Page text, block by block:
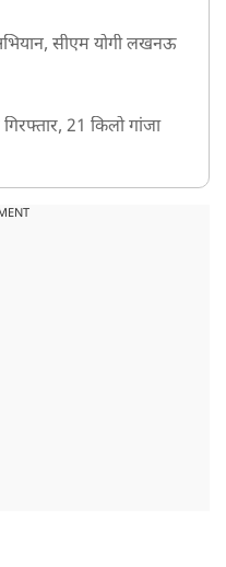
सीएम योगी लखनऊ
21 किलो गांजा